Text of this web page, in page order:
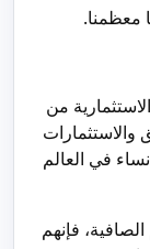
معظمنا.
من
والاستثمارات
الأخرى المختلفة، تنوعت استثمارات أغنى 10 نساء في العالم
فإنهم